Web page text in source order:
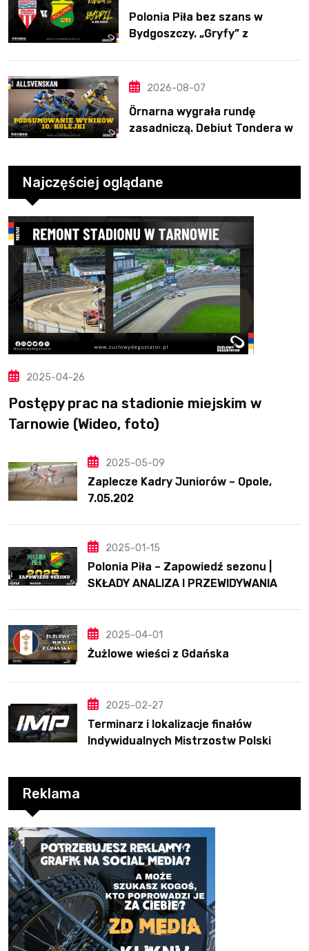
Polonia Piła bez szans w
Bydgoszczy. „Gryfy” z
2026-08-07
Örnarna wygrała rundę
zasadniczą. Debiut Tondera w
Najczęściej oglądane
2025-04-26
Postępy prac na stadionie miejskim w
Tarnowie (Wideo, foto)
2025-05-09
Zaplecze Kadry Juniorów – Opole,
7.05.202
2025-01-15
Polonia Piła – Zapowiedź sezonu |
SKŁADY ANALIZA I PRZEWIDYWANIA
2025-04-01
Żużlowe wieści z Gdańska
2025-02-27
Terminarz i lokalizacje finałów
Indywidualnych Mistrzostw Polski
Reklama